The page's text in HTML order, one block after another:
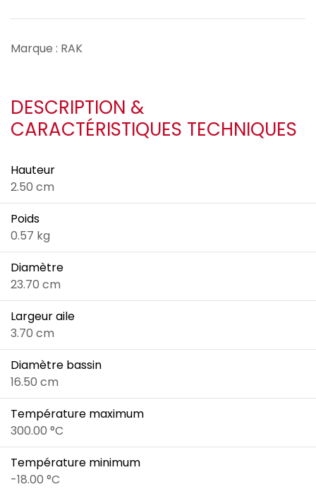
Marque : RAK
DESCRIPTION &
CARACTÉRISTIQUES TECHNIQUES
Hauteur
2.50 cm
Poids
0.57 kg
Diamètre
23.70 cm
Largeur aile
3.70 cm
Diamètre bassin
16.50 cm
Température maximum
300.00 °C
Température minimum
-18.00 °C